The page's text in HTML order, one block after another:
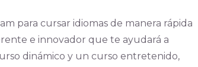
para cursar idiomas de manera rápida
e innovador que te ayudará a
dinámico y un curso entretenido,